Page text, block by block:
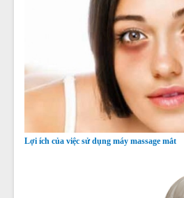
Lợi ích của việc sử dụng máy massage mắt